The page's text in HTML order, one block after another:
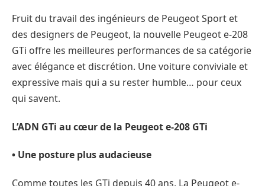
Fruit du travail des ingénieurs de Peugeot Sport et
des designers de Peugeot, la nouvelle Peugeot e-208
GTi offre les meilleures performances de sa catégorie
avec élégance et discrétion. Une voiture conviviale et
expressive mais qui a su rester humble… pour ceux
qui savent.
L’ADN GTi au cœur de la Peugeot e-208 GTi
• Une posture plus audacieuse
Comme toutes les GTi depuis 40 ans, La Peugeot e-